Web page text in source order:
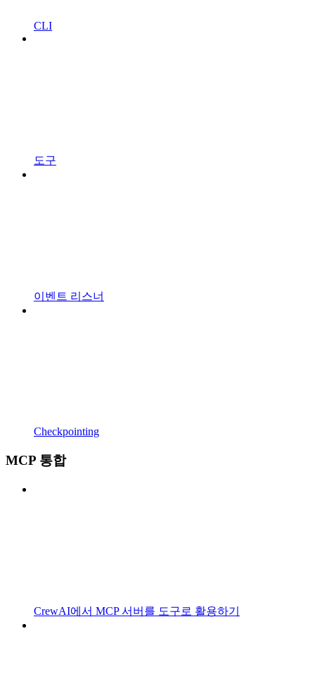
CLI
도구
이벤트 리스너
Checkpointing
MCP 통합
CrewAI에서 MCP 서버를 도구로 활용하기